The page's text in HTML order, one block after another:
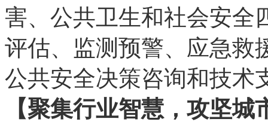
害、公共卫生和社会安全
评估、监测预警、应急救
公共安全决策咨询和技术
【聚集行业智慧，攻坚城